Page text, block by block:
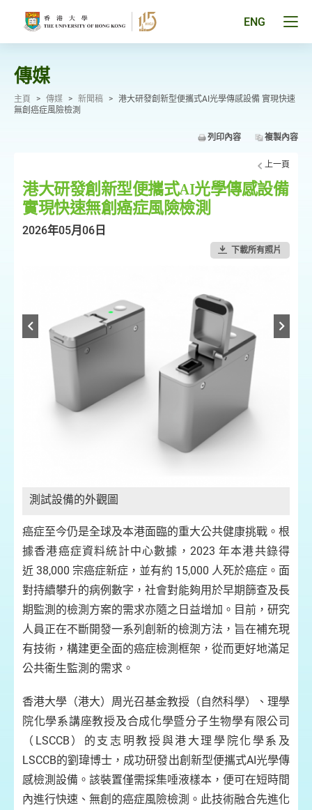
ENG
傳媒
主頁 > 傳媒 > 新聞稿 > 港大研發創新型便攜式AI光學傳感設備 實現快速
無創癌症風險檢測
列印內容 複製內容
上一頁
港大研發創新型便攜式AI光學傳感設備
實現快速無創癌症風險檢測
2026年05月06日
下載所有照片
測試設備的外觀圖
癌症至今仍是全球及本港面臨的重大公共健康挑戰。根
據香港癌症資料統計中心數據，2023 年本港共錄得
近 38,000 宗癌症新症，並有約 15,000 人死於癌症。面
對持續攀升的病例數字，社會對能夠用於早期篩查及長
期監測的檢測方案的需求亦隨之日益增加。目前，研究
人員正在不斷開發一系列創新的檢測方法，旨在補充現
有技術，構建更全面的癌症檢測框架，從而更好地滿足
公共衞生監測的需求。
香港大學（港大）周光召基金教授（自然科學）、理學
院化學系講座教授及合成化學暨分子生物學有限公司
（LSCCB）的支志明教授與港大理學院化學系及
LSCCB的劉瑋博士，成功研發出創新型便攜式AI光學傳
感檢測設備。該裝置僅需採集唾液樣本，便可在短時間
內進行快速、無創的癌症風險檢測。此技術融合先進化